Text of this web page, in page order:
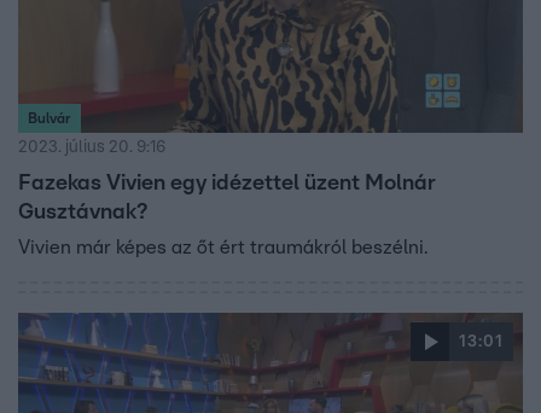
Bulvár
2023. július 20. 9:16
Fazekas Vivien egy idézettel üzent Molnár
Gusztávnak?
Vivien már képes az őt ért traumákról beszélni.
13:01